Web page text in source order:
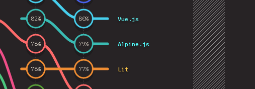
Vue.js
Alpine.js
Lit
80%
78%
82%
79%
78% 77%